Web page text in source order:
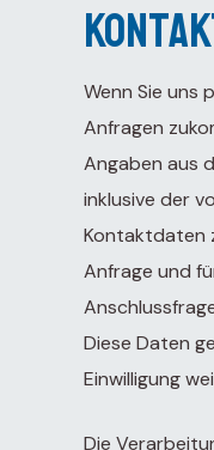
Wenn Sie uns
Anfragen
Angaben aus
inklusive der
Kontaktdaten
Anfrage und
Diese Daten
Einwilligung
Die